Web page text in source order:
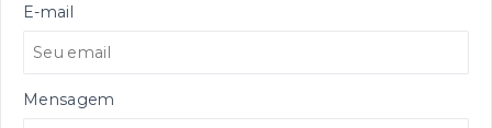
E-mail
Mensagem